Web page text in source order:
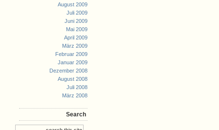
August 2009
Juli 2009
Juni 2009
Mai 2009
April 2009
März 2009
Februar 2009
Januar 2009
Dezember 2008
August 2008
Juli 2008
März 2008
Search